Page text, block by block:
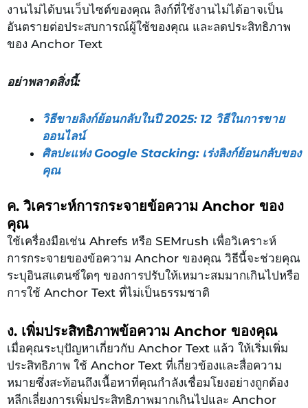
งานไม่ได้บนเว็บไซต์ของคุณ ลิงก์ที่ใช้งานไม่ได้อาจเป็น
อันตรายต่อประสบการณ์ผู้ใช้ของคุณ และลดประสิทธิภาพ
ของ Anchor Text
อย่าพลาดสิ่งนี้:
วิธีขายลิงก์ย้อนกลับในปี 2025: 12 วิธีในการขาย
ออนไลน์
ศิลปะแห่ง Google Stacking: เร่งลิงก์ย้อนกลับของ
คุณ
ค. วิเคราะห์การกระจายข้อความ Anchor ของ
คุณ
ใช้เครื่องมือเช่น Ahrefs หรือ SEMrush เพื่อวิเคราะห์
การกระจายของข้อความ Anchor ของคุณ วิธีนี้จะช่วยคุณ
ระบุอินสแตนซ์ใดๆ ของการปรับให้เหมาะสมมากเกินไปหรือ
การใช้ Anchor Text ที่ไม่เป็นธรรมชาติ
ง. เพิ่มประสิทธิภาพข้อความ Anchor ของคุณ
เมื่อคุณระบุปัญหาเกี่ยวกับ Anchor Text แล้ว ให้เริ่มเพิ่ม
ประสิทธิภาพ ใช้ Anchor Text ที่เกี่ยวข้องและสื่อความ
หมายซึ่งสะท้อนถึงเนื้อหาที่คุณกำลังเชื่อมโยงอย่างถูกต้อง
หลีกเลี่ยงการเพิ่มประสิทธิภาพมากเกินไปและ Anchor